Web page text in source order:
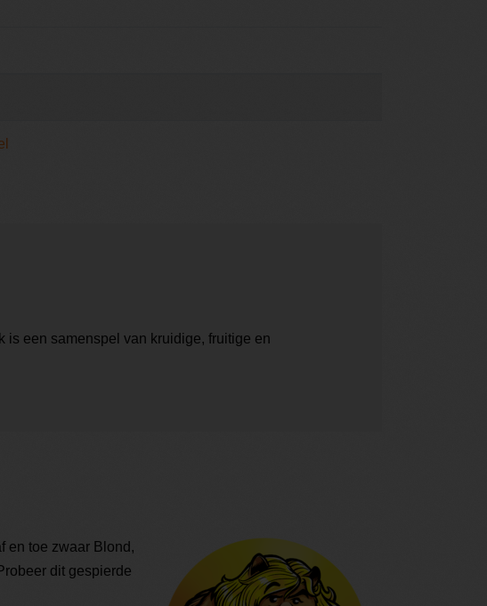
een samenspel van kruidige, fruitige en
en toe zwaar Blond,
dit gespierde